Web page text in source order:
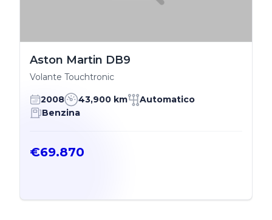
Aston Martin DB9
Volante Touchtronic
2008 43,900 km
Automatico
Benzina
€69.870